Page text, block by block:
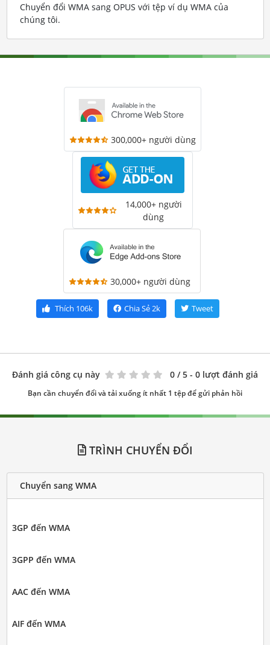
Chuyển đổi WMA sang OPUS với tệp ví dụ WMA của
chúng tôi.
300,000+ người dùng
14,000+ người
dùng
30,000+ người dùng
Thích 106k Chia Sẻ2k Tweet
Đánh giá công cụ này 0 / 5 - 0 lượt đánh giá
Bạn cần chuyển đổi và tải xuống ít nhất 1 tệp để gửi phản hồi
TRÌNH CHUYỂN ĐỔI
Chuyển sang WMA
3GP đến WMA
3GPP đến WMA
AAC đến WMA
AIF đến WMA